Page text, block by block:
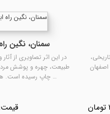
سمنان، نگین
در این اثر تصاویری از
طبیعت، چهره و پوشش
چاپ رسیده است. هم‌چنین آثار و …